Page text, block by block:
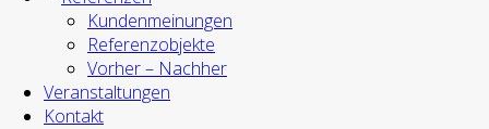
Kundenmeinungen
Referenzobjekte
Vorher – Nachher
Veranstaltungen
Kontakt